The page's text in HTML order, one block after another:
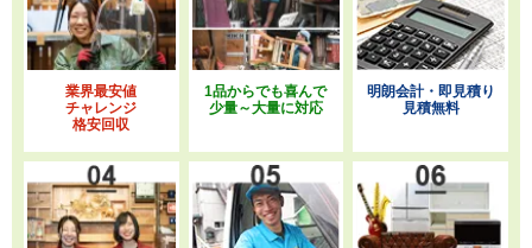
業界最安値
チャレンジ
格安回収
1品からでも喜んで
少量～大量に対応
明朗会計・即見積り
見積無料